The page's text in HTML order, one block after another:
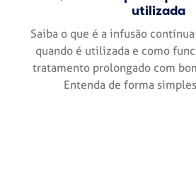
utilizada
Saiba o que é a infusão
quando é utilizada e como
tratamento prolongado com
Entenda de forma